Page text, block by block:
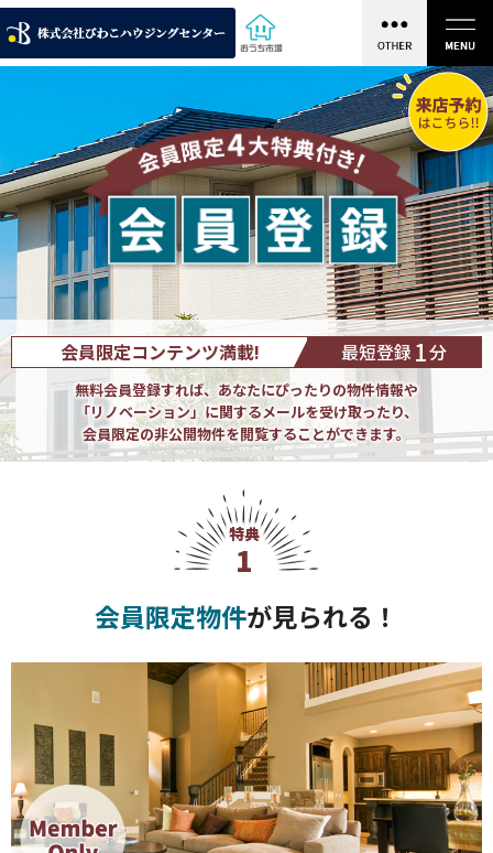
会員限定コンテンツ満載! 最短登録 1分
無料会員登録すれば、あなたにぴったりの物件情報や
「リノベーション」に関するメールを受け取ったり、
会員限定の非公開物件を閲覧することができます。
特典
1
会員限定物件が見られる！